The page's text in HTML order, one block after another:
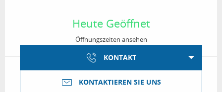
Heute Geöffnet
Öffnungszeiten ansehen
KONTAKT
KONTAKTIEREN SIE UNS